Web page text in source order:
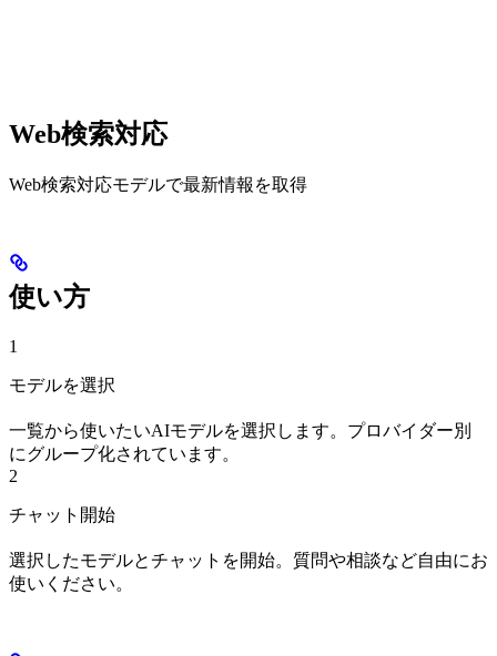
Web検索対応
Web検索対応モデルで最新情報を取得
使い方
1
モデルを選択
一覧から使いたいAIモデルを選択します。プロバイダー別
にグループ化されています。
2
チャット開始
選択したモデルとチャットを開始。質問や相談など自由にお
使いください。